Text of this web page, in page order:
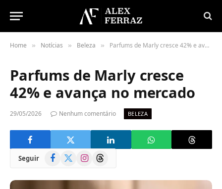
Home » Notícias » Beleza » Parfums de Marly cresce 42% e avança no mercado
Parfums de Marly cresce
42% e avança no mercado
29/05/2026 Nenhum comentário BELEZA
Seguir Facebook
(Twitter)
InstagramThreads